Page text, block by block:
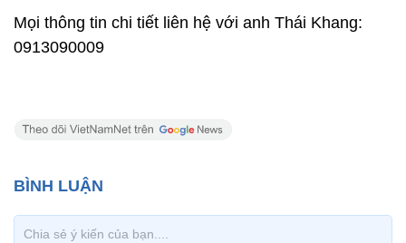
Mọi thông tin chi tiết liên hệ với anh Thái Khang:
0913090009